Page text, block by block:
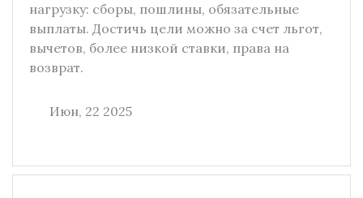
нагрузку: сборы, пошлины, обязательные
выплаты. Достичь цели можно за счет льгот,
вычетов, более низкой ставки, права на
возврат.
Июн, 22 2025